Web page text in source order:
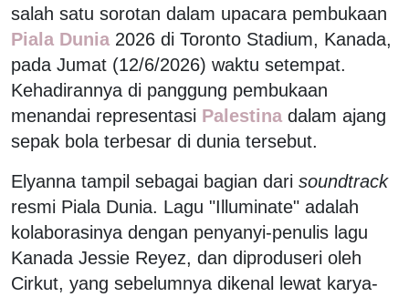
salah satu sorotan dalam upacara pembukaan
Piala Dunia 2026 di Toronto Stadium, Kanada,
pada Jumat (12/6/2026) waktu setempat.
Kehadirannya di panggung pembukaan
menandai representasi Palestina dalam ajang
sepak bola terbesar di dunia tersebut.
Elyanna tampil sebagai bagian dari soundtrack
resmi Piala Dunia. Lagu "Illuminate" adalah
kolaborasinya dengan penyanyi-penulis lagu
Kanada Jessie Reyez, dan diproduseri oleh
Cirkut, yang sebelumnya dikenal lewat karya-